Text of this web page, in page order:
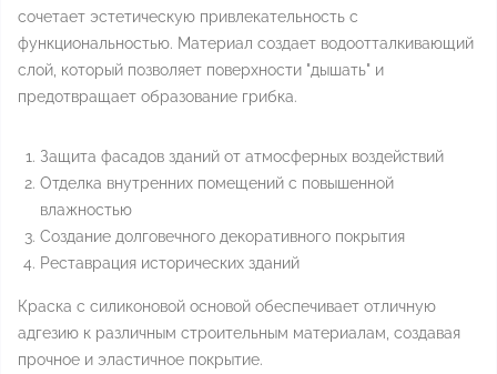
сочетает эстетическую привлекательность с
функциональностью. Материал создает водоотталкивающий
слой, который позволяет поверхности "дышать" и
предотвращает образование грибка.
Защита фасадов зданий от атмосферных воздействий
Отделка внутренних помещений с повышенной
влажностью
Создание долговечного декоративного покрытия
Реставрация исторических зданий
Краска с силиконовой основой обеспечивает отличную
адгезию к различным строительным материалам, создавая
прочное и эластичное покрытие.